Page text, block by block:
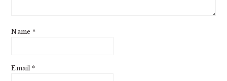
Name *
Email *